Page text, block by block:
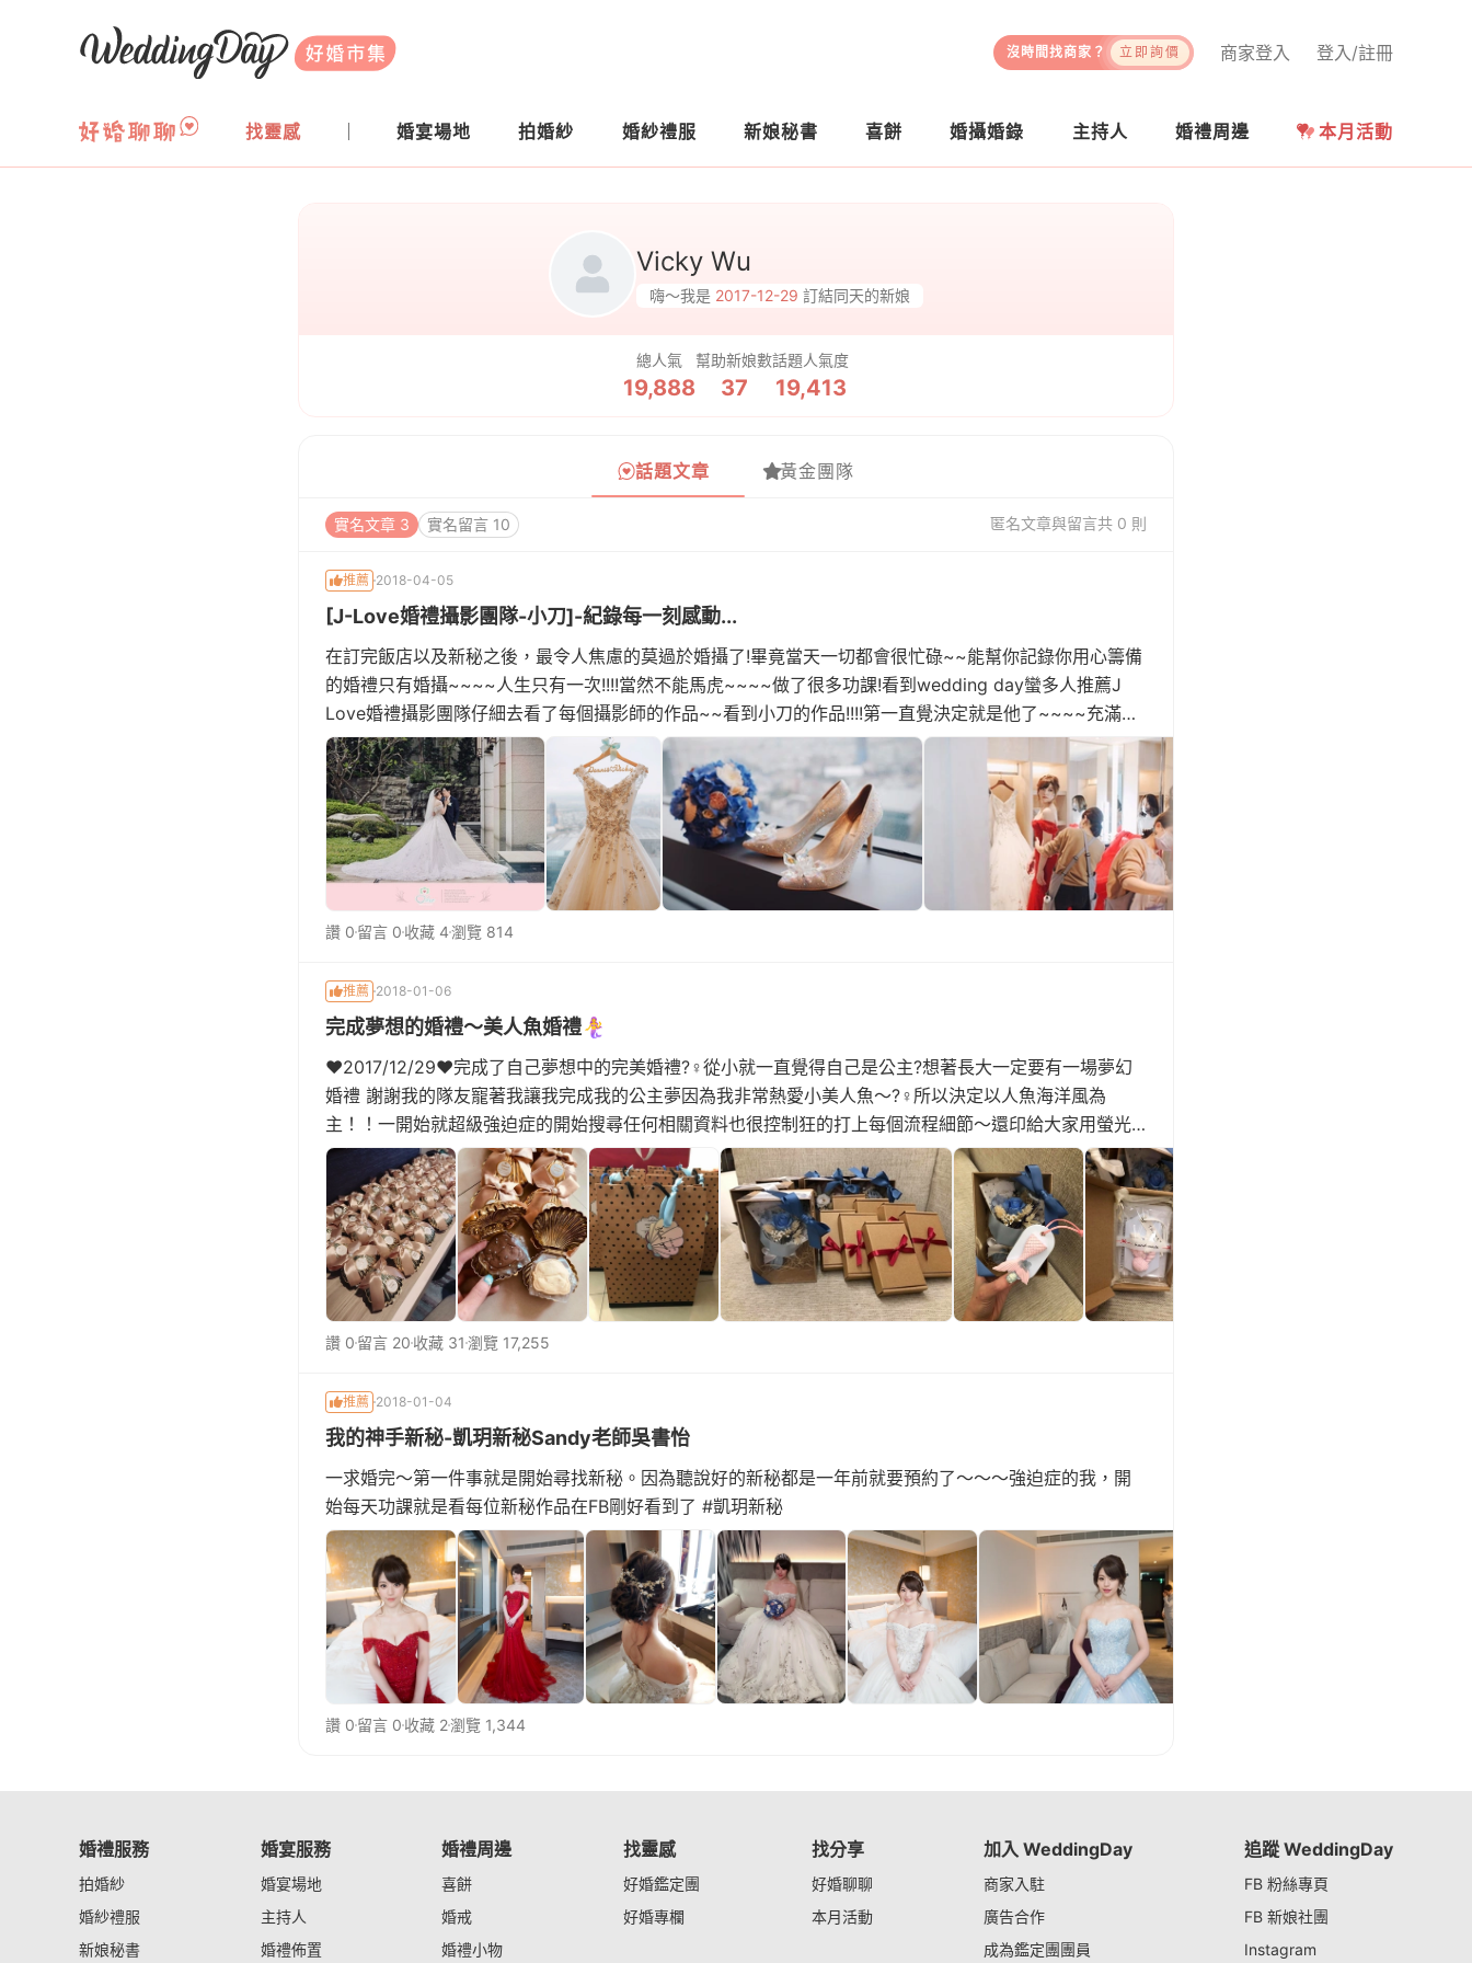
WeddingDay 好婚市集
登入/註冊
商家登入
沒時間找商家？ 立即詢價
找靈感 婚宴場地 拍婚紗 婚紗禮服 新娘秘書 喜餅 婚攝婚錄 主持人 婚禮周邊 本月活動
Vicky Wu
嗨～我是 2017-12-29 訂結同天的新娘
總人氣
19,888
幫助新娘數
37
話題人氣度
19,413
話題文章 黃金團隊
實名文章 3 實名留言 10 匿名文章與留言共 0 則
推薦 2018-04-05
[J-Love婚禮攝影團隊-小刀]-紀錄每一刻感動...
在訂完飯店以及新秘之後，最令人焦慮的莫過於婚攝了!畢竟當天一切都會很忙碌~~能幫你記錄你用心籌備
的婚禮只有婚攝~~~~人生只有一次!!!!當然不能馬虎~~~~做了很多功課!看到wedding day蠻多人推薦J
Love婚禮攝影團隊仔細去看了每個攝影師的作品~~看到小刀的作品!!!!第一直覺決定就是他了~~~~充滿溫
度的照片~~~~滿滿氣勢的類婚紗~~~~~~完全就是我
讚 0 留言 0 收藏 4瀏覽 814
推薦 2018-01-06
完成夢想的婚禮～美人魚婚禮🧜‍♀️
❤️2017/12/29❤️完成了自己夢想中的完美婚禮?‍♀️從小就一直覺得自己是公主?想著長大一定要有一場夢幻
婚禮 謝謝我的隊友寵著我讓我完成我的公主夢因為我非常熱愛小美人魚～?‍♀️所以決定以人魚海洋風為
主！！一開始就超級強迫症的開始搜尋任何相關資料也很控制狂的打上每個流程細節～還印給大家用螢光
筆畫上每個人負責部分每分每秒都要知道大家在幹嘛～從一開始的喜帖就是夢幻城堡的設計還特製小卡
dress
讚 0 留言 20 收藏 31 瀏覽 17,255
推薦 2018-01-04
我的神手新秘-凱玥新秘Sandy老師吳書怡
一求婚完～第一件事就是開始尋找新秘。因為聽說好的新秘都是一年前就要預約了～～～強迫症的我，開
始每天功課就是看每位新秘作品在FB剛好看到了 #凱玥新秘
讚 0 留言 0 收藏 2瀏覽 1,344
婚禮服務
拍婚紗
婚紗禮服
新娘秘書
婚宴服務
婚宴場地
主持人
婚禮佈置
婚禮周邊
喜餅
婚戒
婚禮小物
找靈感
好婚鑑定團
好婚專欄
找分享
好婚聊聊
本月活動
加入 WeddingDay
商家入駐
廣告合作
成為鑑定團團員
追蹤 WeddingDay
FB 粉絲專頁
FB 新娘社團
Instagram